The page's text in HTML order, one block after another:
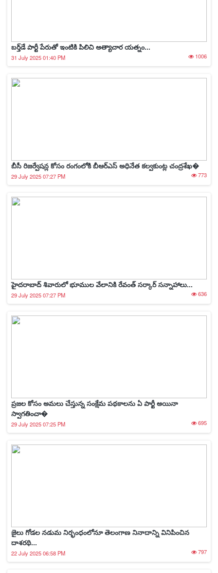
బర్త్‌డే పార్టీ పేరుతో ఇంటికి పిలిచి అత్యాచార యత్నం...
31 July 2025 01:40 PM 1006
బీసీ రిజర్వేషన్ల కోసం రంగంలోకి బీఆర్ఎస్ అధినేత కల్వకుంట్ల చంద్రశేఖ�
29 July 2025 07:27 PM 773
హైదరాబాద్ శివారులో భూముల వేలానికి రేవంత్ సర్కార్ సన్నాహాలు...
29 July 2025 07:27 PM 636
ప్రజల కోసం అమలు చేస్తున్న సంక్షేమ పథకాలను ఏ పార్టీ అయినా
స్వాగతించా�
29 July 2025 07:25 PM 695
జైలు గోడల నడుమ నిర్భంధంలోనూ తెలంగాణ నినాదాన్ని వినిపించిన
దాశరథి...
22 July 2025 06:58 PM 797